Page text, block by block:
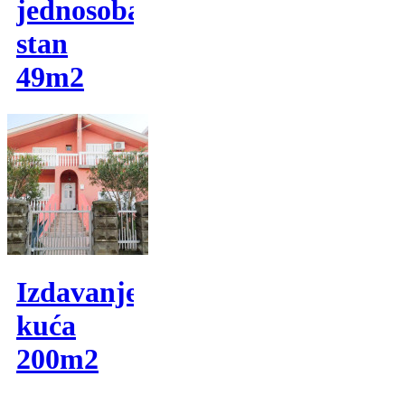
jednosoban
stan
49m2
Izdavanje,
kuća
200m2